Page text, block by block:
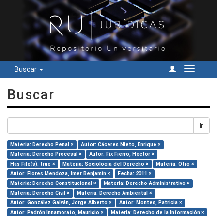
Buscar
Cambiar
Buscar
Ir
Materia: Derecho Penal ×
Autor: Cáceres Nieto, Enrique ×
Materia: Derecho Procesal ×
Autor: Fix Fierro, Héctor ×
Has File(s): true ×
Materia: Sociología del Derecho ×
Materia: Otro ×
Autor: Flores Mendoza, Imer Benjamín ×
Fecha: 2011 ×
Materia: Derecho Constitucional ×
Materia: Derecho Administrativo ×
Materia: Derecho Civil ×
Materia: Derecho Ambiental ×
Autor: González Galván, Jorge Alberto ×
Autor: Montes, Patricia ×
Autor: Padrón Innamorato, Mauricio ×
Materia: Derecho de la Información ×